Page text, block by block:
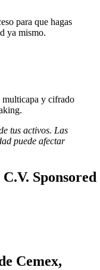
para que hagas
ya mismo.
multicapa y cifrado
tus activos. Las
puede afectar
Sponsored
Cemex,